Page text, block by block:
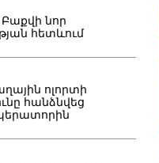
նոր
հետևում
ոլորտի
հանձնվեց